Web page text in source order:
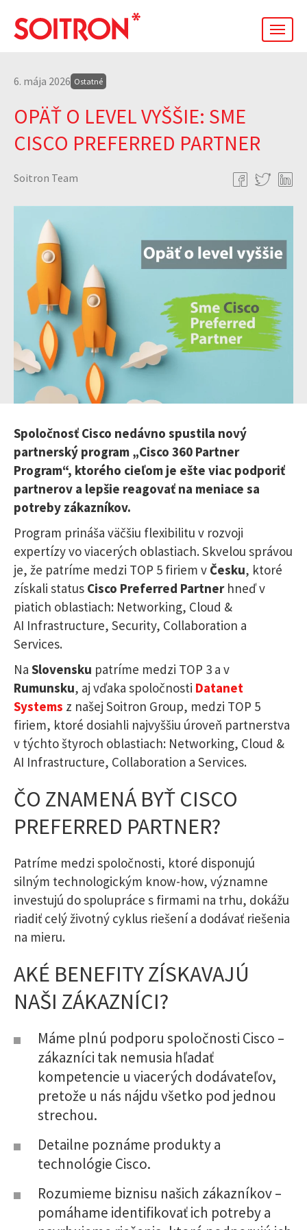
6. mája 2026 Ostatné
OPÄŤ O LEVEL VYŠŠIE: SME
CISCO PREFERRED PARTNER
Soitron Team
Spoločnosť Cisco nedávno spustila nový
partnerský program „Cisco 360 Partner
Program“, ktorého cieľom je ešte viac podporiť
partnerov a lepšie reagovať na meniace sa
potreby zákazníkov.
Program prináša väčšiu flexibilitu v rozvoji
expertízy vo viacerých oblastiach. Skvelou správou
je, že patríme medzi TOP 5 firiem v Česku, ktoré
získali status Cisco Preferred Partnerhneď v
piatich oblastiach: Networking, Cloud &
AI Infrastructure, Security, Collaboration a
Services.
Na Slovensku patríme medzi TOP 3 a v
Rumunsku, aj vďaka spoločnosti Datanet
Systems z našej Soitron Group, medzi TOP 5
firiem, ktoré dosiahli najvyššiu úroveň partnerstva
v týchto štyroch oblastiach: Networking, Cloud &
AI Infrastructure, Collaboration a Services.
ČO ZNAMENÁ BYŤ CISCO
PREFERRED PARTNER?
Patríme medzi spoločnosti, ktoré disponujú
silným technologickým know-how, významne
investujú do spolupráce s firmami na trhu, dokážu
riadiť celý životný cyklus riešení a dodávať riešenia
na mieru.
AKÉ BENEFITY ZÍSKAVAJÚ
NAŠI ZÁKAZNÍCI?
Máme plnú podporu spoločnosti Cisco –
zákazníci tak nemusia hľadať
kompetencie u viacerých dodávateľov,
pretože u nás nájdu všetko pod jednou
strechou.
Detailne poznáme produkty a
technológie Cisco.
Rozumieme biznisu našich zákazníkov –
pomáhame identifikovať ich potreby a